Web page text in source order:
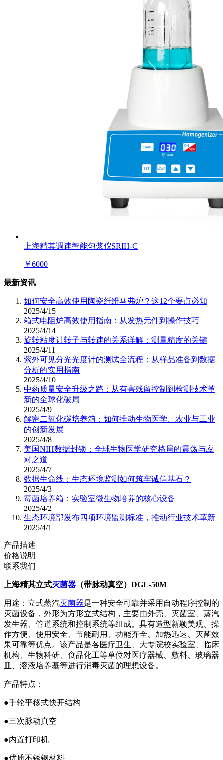
上海精其调速智能匀浆仪SRIH-C
￥6000
最新资讯
如何安全高效使用陶瓷纤维马弗炉？这12个要点必知
2025/4/15
箱式电阻炉高效使用指南：从发热元件到操作技巧
2025/4/14
旋转粘度计转子与转速的关系详解：测量精度的关键
2025/4/11
紫外可见分光光度计的测试全流程：从样品准备到数据
分析的实用指南
2025/4/10
中药质量安全升级之路：从有害残留控制到检测技术革
新的全球化破局
2025/4/9
解密二氧化碳培养箱：如何推动生物医学、农业与工业
的创新发展
2025/4/8
美国NIH数据封锁：全球生物医学研究格局的震荡与应
对之道
2025/4/7
数据生命线：生态环境监测如何筑牢诚信基石？
2025/4/3
霉菌培养箱：实验室微生物培养的核心设备
2025/4/2
生态环境部发布四项环境监测标准，推动行业技术革新
2025/4/1
产品描述
价格说明
联系我们
上海精其立式灭菌器 （带脉动真空）DGL-50M
用途：立式蒸汽灭菌器是一种安全可靠并采用自动程序控制的
灭菌设备，外形为方形立式结构，主要由外壳、灭菌室、蒸汽
发生器、管道系统和控制系统等组成。具有造型新颖美观、操
作方便、使用安全、节能耐用、功能齐全、加热迅速、灭菌效
果可靠等优点。该产品是各医疗卫生、大专院校实验室、临床
机构、生物科研、食品化工等单位对医疗器械、敷料、玻璃器
皿、溶液培养基等进行消毒灭菌的理想设备。
产品特点：
●手轮平移式快开结构
●三次脉动真空
●内置打印机
●优质不锈钢材料